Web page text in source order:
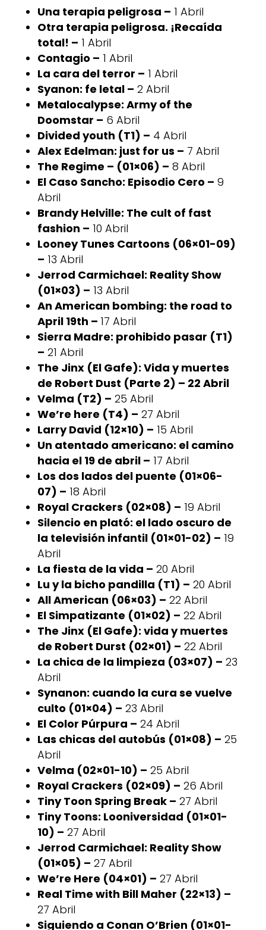
Una terapia peligrosa – 1 Abril
Otra terapia peligrosa. ¡Recaída
total! – 1 Abril
Contagio – 1 Abril
La cara del terror – 1 Abril
Syanon: fe letal – 2 Abril
Metalocalypse: Army of the
Doomstar – 6 Abril
Divided youth (T1) – 4 Abril
Alex Edelman: just for us – 7 Abril
The Regime – (01×06) – 8 Abril
El Caso Sancho: Episodio Cero – 9
Abril
Brandy Helville: The cult of fast
fashion – 10 Abril
Looney Tunes Cartoons (06×01-09)
– 13 Abril
Jerrod Carmichael: Reality Show
(01×03) – 13 Abril
An American bombing: the road to
April 19th – 17 Abril
Sierra Madre: prohibido pasar (T1)
– 21 Abril
The Jinx (El Gafe): Vida y muertes
de Robert Dust (Parte 2) – 22 Abril
Velma (T2) – 25 Abril
We’re here (T4) – 27 Abril
Larry David (12×10) – 15 Abril
Un atentado americano: el camino
hacia el 19 de abril – 17 Abril
Los dos lados del puente (01×06-
07) – 18 Abril
Royal Crackers (02×08) – 19 Abril
Silencio en plató: el lado oscuro de
la televisión infantil (01×01-02) – 19
Abril
La fiesta de la vida – 20 Abril
Lu y la bicho pandilla (T1) – 20 Abril
All American (06×03) – 22 Abril
El Simpatizante (01×02) – 22 Abril
The Jinx (El Gafe): vida y muertes
de Robert Durst (02×01) – 22 Abril
La chica de la limpieza (03×07) – 23
Abril
Synanon: cuando la cura se vuelve
culto (01×04) – 23 Abril
El Color Púrpura – 24 Abril
Las chicas del autobús (01×08) – 25
Abril
Velma (02×01-10) – 25 Abril
Royal Crackers (02×09) – 26 Abril
Tiny Toon Spring Break – 27 Abril
Tiny Toons: Looniversidad (01×01-
10) – 27 Abril
Jerrod Carmichael: Reality Show
(01×05) – 27 Abril
We’re Here (04×01) – 27 Abril
Real Time with Bill Maher (22×13) –
27 Abril
Siguiendo a Conan O’Brien (01×01-